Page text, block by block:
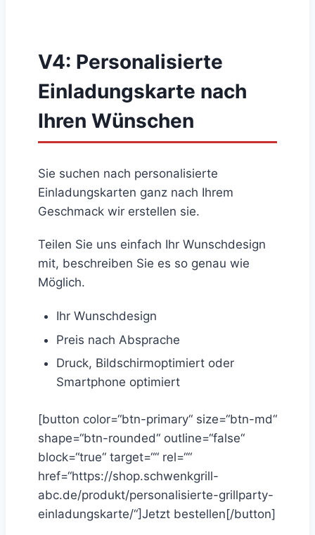
V4: Personalisierte
Einladungskarte nach
Ihren Wünschen
Sie suchen nach personalisierte
Einladungskarten ganz nach Ihrem
Geschmack wir erstellen sie.
Teilen Sie uns einfach Ihr Wunschdesign
mit, beschreiben Sie es so genau wie
Möglich.
Ihr Wunschdesign
Preis nach Absprache
Druck, Bildschirmoptimiert oder
Smartphone optimiert
[button color=“btn-primary“ size=“btn-md“
shape=“btn-rounded“ outline=“false“
block=“true“ target=““ rel=““
href=“https://shop.schwenkgrill-
abc.de/produkt/personalisierte-grillparty-
einladungskarte/“]Jetzt bestellen[/button]